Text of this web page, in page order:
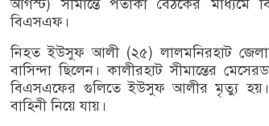
আগস্ট) সীমান্তে পতাকা বৈঠকের মাধ্যমে
বিএসএফ।
নিহত ইউসুফ আলী (২৫) লালমনিরহাট জেলার
বাসিন্দা ছিলেন। কালীরহাট সীমান্তের
বিএসএফের গুলিতে ইউসুফ আলীর মৃত্যু হয়।
বাহিনী নিয়ে যায়।